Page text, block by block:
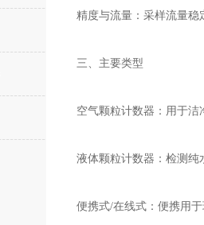
精度与流量：采样流量稳
三、主要类型
空气颗粒计数器：用于
液体颗粒计数器：检测纯
便携式/在线式：便携用